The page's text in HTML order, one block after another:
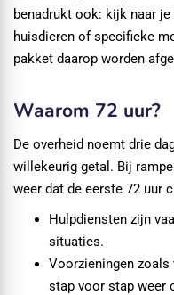
benadrukt ook: kijk naar
huisdieren of specifieke
pakket daarop worden
Waarom 72 uur?
De overheid noemt drie
willekeurig getal. Bij
weer dat de eerste 72 uur
Hulpdiensten zijn
situaties.
Voorzieningen
stap voor stap weer